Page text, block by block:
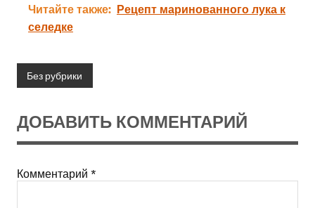
Читайте также: Рецепт маринованного лука к
селедке
Без рубрики
ДОБАВИТЬ КОММЕНТАРИЙ
Комментарий *